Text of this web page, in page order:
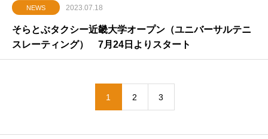
NEWS 2023.07.18
そらとぶタクシー近畿大学オープン（ユニバーサルテニ
スレーティング） 7月24日よりスタート
1 2 3